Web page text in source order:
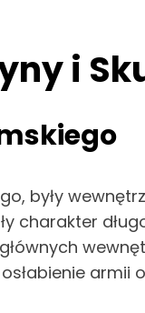
i
były
charakter